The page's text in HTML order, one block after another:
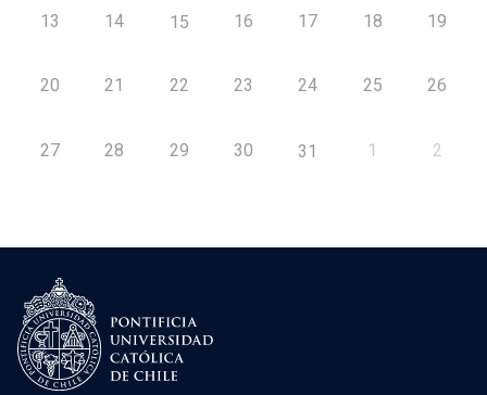
13 14 15 16 17 18 19
20 21 22 23 24 25 26
27 28 29 30 31 1 2